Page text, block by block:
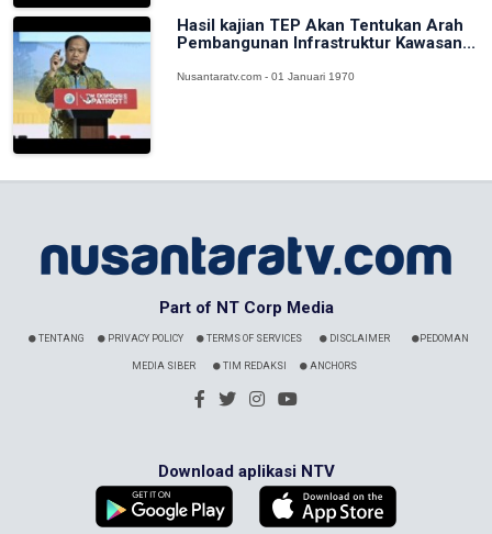
Hasil kajian TEP Akan Tentukan Arah
Pembangunan Infrastruktur Kawasan...
Nusantaratv.com - 01 Januari 1970
Part of NT Corp Media
TENTANG PRIVACY POLICY TERMS OF SERVICES DISCLAIMER PEDOMAN
MEDIA SIBER TIM REDAKSI ANCHORS
Download aplikasi NTV